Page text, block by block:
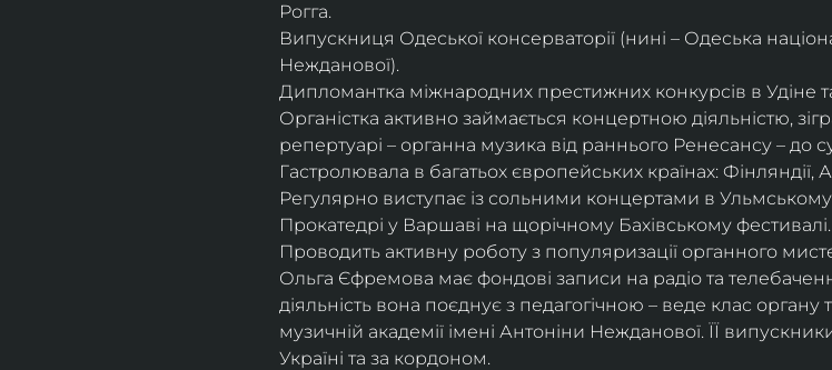
Рогга.
Випускниця Одеської консерваторії (нині – Одеська
Нежданової).
Дипломантка міжнародних престижних конкурсів в Удіне
Органістка активно займається концертною діяльністю,
репертуарі – органна музика від раннього Ренесансу – до
Гастролювала в багатьох європейських країнах: Фінляндії,
Регулярно виступає із сольними концертами в
Прокатедрі у Варшаві на щорічному Бахівському фестивалі.
Проводить активну роботу з популяризації органного
Ольга Єфремова має фондові записи на радіо та
діяльність вона поєднує з педагогічною – веде клас
музичній академії імені Антоніни Нежданової. ЇЇ
Україні та за кордоном.